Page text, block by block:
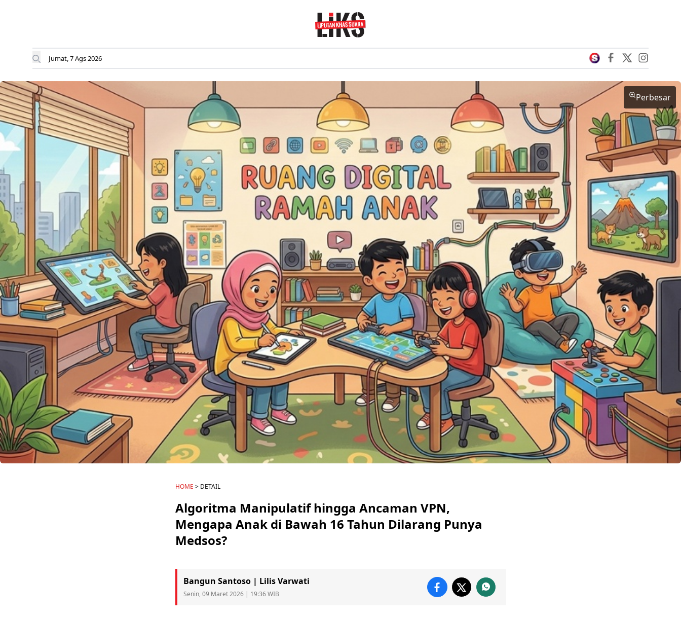
Jumat, 7 Ags 2026
Perbesar
HOME > DETAIL
Algoritma Manipulatif hingga Ancaman VPN,
Mengapa Anak di Bawah 16 Tahun Dilarang Punya
Medsos?
Bangun Santoso | Lilis Varwati
Senin, 09 Maret 2026 | 19:36 WIB